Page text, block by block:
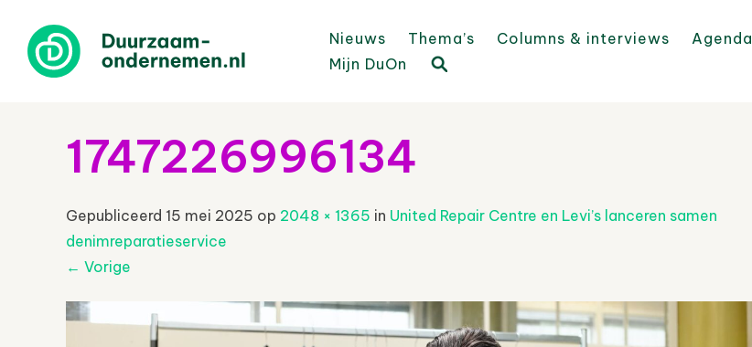
Nieuws Thema’s Columns & interviews Agenda
Mijn DuOn
1747226996134
Gepubliceerd 15 mei 2025 op 2048 × 1365 in United Repair Centre en Levi’s lanceren samen
denimreparatieservice
← Vorige